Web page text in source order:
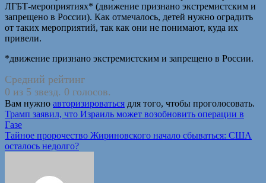
ЛГБТ-мероприятиях* (движение признано экстремистским и
запрещено в России). Как отмечалось, детей нужно оградить
от таких мероприятий, так как они не понимают, куда их
привели.
*движение признано экстремистским и запрещено в России.
Средний рейтинг
0 из 5 звезд. 0 голосов.
Вам нужно авторизироваться для того, чтобы проголосовать.
Навигация
по
записям
Трамп заявил, что Израиль может возобновить операции в
Газе
Тайное пророчество Жириновского начало сбываться: США
осталось недолго?